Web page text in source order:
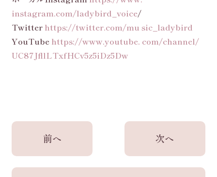
instagram.com/ladybird_voice/
Twitter https://twitter.com/mu sic_ladybird
YouTube https://www.youtube. com/channel/
UC87JfllLTxfHCv5z5iDz5Dw
前へ 次へ